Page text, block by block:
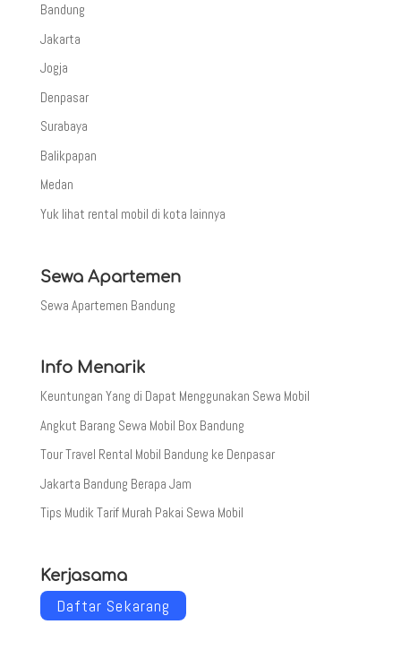
Bandung
Jakarta
Jogja
Denpasar
Surabaya
Balikpapan
Medan
Yuk lihat rental mobil di kota lainnya
Sewa Apartemen
Sewa Apartemen Bandung
Info Menarik
Keuntungan Yang di Dapat Menggunakan Sewa Mobil
Angkut Barang Sewa Mobil Box Bandung
Tour Travel Rental Mobil Bandung ke Denpasar
Jakarta Bandung Berapa Jam
Tips Mudik Tarif Murah Pakai Sewa Mobil
Kerjasama
Daftar Sekarang